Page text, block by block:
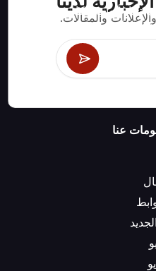
والمقالات.
لألعاب الكازينو مثل
الألعاب الأخرى التي
عنا